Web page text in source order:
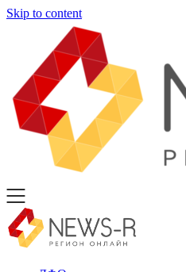
Skip to content